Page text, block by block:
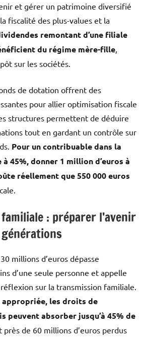
et gérer un patrimoine diversifié
fiscalité des plus-values et la
remontant d’une filiale
du régime mère-fille
sur les sociétés.
de dotation offrent des
pour allier optimisation fiscale
structures permettent de déduire
tout en gardant un contrôle sur
Pour un contribuable dans la
45%, donner 1 million d’euros à
réellement que 550 000 euros
: préparer l’avenir
millions d’euros dépasse
d’une seule personne et appelle
sur la transmission familiale.
les droits de
peuvent absorber jusqu’à 45% de
près de 60 millions d’euros perdus